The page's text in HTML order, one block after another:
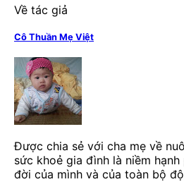
Về tác giả
Cô Thuần Mẹ Việt
Được chia sẻ với cha mẹ về
sức khoẻ gia đình là niềm
đời của mình và của toàn bộ